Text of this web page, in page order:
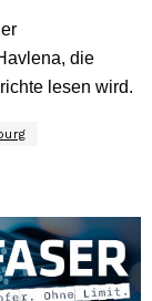
die
lesen wird.